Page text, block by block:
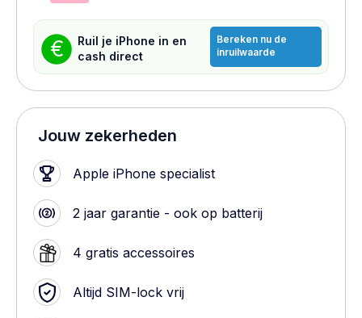
€
Ruil je iPhone in en
cash direct
Bereken nu de
inruilwaarde
Jouw zekerheden
Apple iPhone specialist
2 jaar garantie - ook op batterij
4 gratis accessoires
Altijd SIM-lock vrij